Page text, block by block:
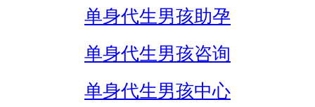
单身代生男孩助孕
单身代生男孩咨询
单身代生男孩中心